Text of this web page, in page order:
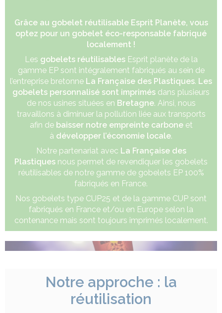
Grâce au gobelet réutilisable Esprit Planète, vous
optez pour un gobelet éco-responsable fabriqué
localement !
Les gobelets réutilisablesEsprit planète de la
gamme EP sont intégralement fabriqués au sein de
l’entreprise bretonne La Française des Plastiques. Les
gobelets personnalisé sont imprimés dans plusieurs
de nos usines situées en Bretagne. Ainsi, nous
travaillons à diminuer la pollution liée aux transports
afin de baisser notre empreinte carboneet
à développer l’économie locale.
Notre partenariat avec La Française des
Plastiques nous permet de revendiquer les gobelets
réutilisables de notre gamme de gobelets EP 100%
fabriqués en France.
Nos gobelets type CUP25 et de la gamme CUP sont
fabriqués en France et/ou en Europe selon la
contenance mais sont toujours imprimés localement.
Notre approche : la
réutilisation